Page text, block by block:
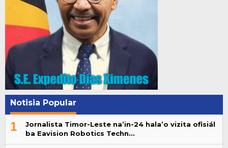
Notisia Popular
1
Jornalista Timor-Leste na’in-24 hala’o vizita ofisiál
ba Eavision Robotics Techn…